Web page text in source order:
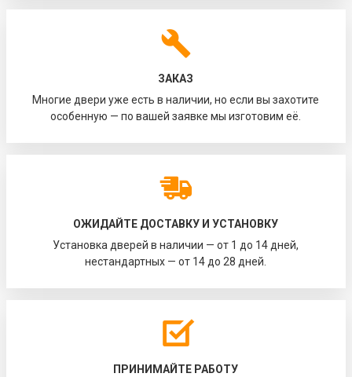
ЗАКАЗ
Многие двери уже есть в наличии, но если вы захотите
особенную — по вашей заявке мы изготовим её.
ОЖИДАЙТЕ ДОСТАВКУ И УСТАНОВКУ
Установка дверей в наличии — от 1 до 14 дней,
нестандартных — от 14 до 28 дней.
ПРИНИМАЙТЕ РАБОТУ